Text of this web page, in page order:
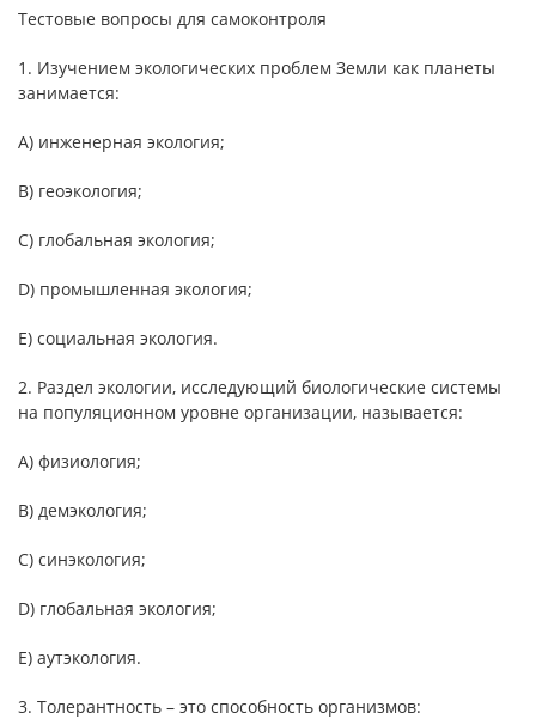
Тестовые вопросы для самоконтроля
1. Изучением экологических проблем Земли как планеты
занимается:
А) инженерная экология;
В) геоэкология;
С) глобальная экология;
D) промышленная экология;
Е) социальная экология.
2. Раздел экологии, исследующий биологические системы
на популяционном уровне организации, называется:
А) физиология;
B) демэкология;
C) синэкология;
D) глобальная экология;
E) аутэкология.
3. Толерантность – это способность организмов: